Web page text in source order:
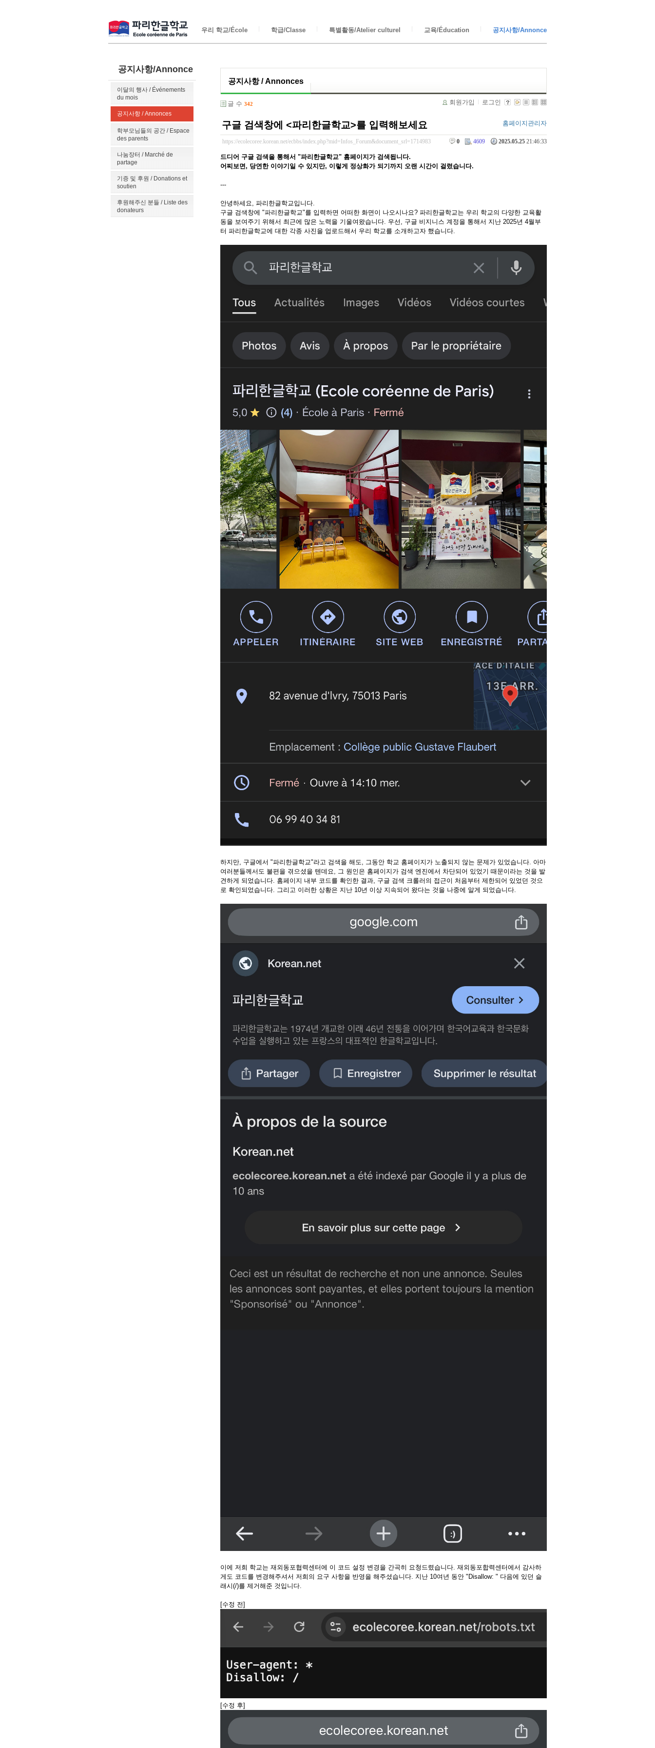
우리 학교/École 학급/Classe 특별활동/Atelier culturel 교육/Éducation 공지사항/Annonce
공지사항/Annonce
이달의 행사 / Événements
du mois
공지사항 / Annonces
학부모님들의 공간 / Espace
des parents
나눔장터 / Marché de
partage
기증 및 후원 / Donations et
soutien
후원해주신 분들 / Liste des
donateurs
공지사항 / Annonces
글 수 342 회원가입 로그인
구글 검색창에 <파리한글학교>를 입력해보세요 홈페이지관리자
https://ecolecoree.korean.net/ecbbs/index.php?mid=Infos_Forum&document_srl=1714983 2025.05.25 21:46:33
4609
0
드디어 구글 검색을 통해서 "파리한글학교" 홈페이지가 검색됩니다.
어찌보면, 당연한 이야기일 수 있지만, 이렇게 정상화가 되기까지 오랜 시간이 걸렸습니다.
---
안녕하세요, 파리한글학교입니다.
구글 검색창에 "파리한글학교"를 입력하면 어떠한 화면이 나오시나요? 파리한글학교는 우리 학교의 다양한 교육활
동을 보여주기 위해서 최근에 많은 노력을 기울여왔습니다. 우선, 구글 비지니스 계정을 통해서 지난 2025년 4월부
터 파리한글학교에 대한 각종 사진을 업로드해서 우리 학교를 소개하고자 했습니다.
하지만, 구글에서 "파리한글학교"라고 검색을 해도, 그동안 학교 홈페이지가 노출되지 않는 문제가 있었습니다. 아마
여러분들께서도 불편을 겪으셨을 텐데요, 그 원인은 홈페이지가 검색 엔진에서 차단되어 있었기 때문이라는 것을 발
견하게 되었습니다. 홈페이지 내부 코드를 확인한 결과, 구글 검색 크롤러의 접근이 처음부터 제한되어 있었던 것으
로 확인되었습니다. 그리고 이러한 상황은 지난 10년 이상 지속되어 왔다는 것을 나중에 알게 되었습니다.
이에 저희 학교는 재외동포협력센터에 이 코드 설정 변경을 간곡히 요청드렸습니다. 재외동포합력센터에서 감사하
게도 코드를 변경해주셔서 저희의 요구 사항을 반영을 해주셨습니다. 지난 10여년 동안 "Disallow: " 다음에 있던 슬
래시(/)를 제거해준 것입니다.
[수정 전]
[수정 후]